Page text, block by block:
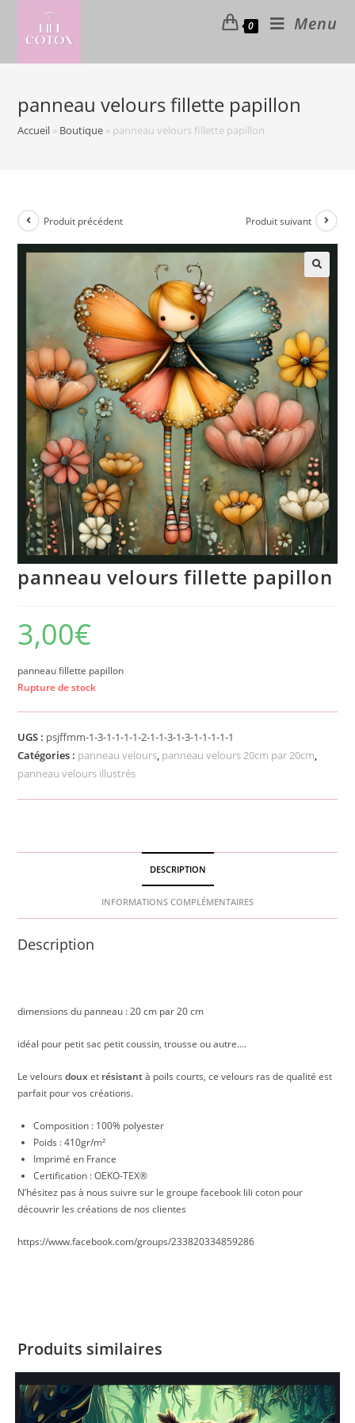
content
0 Menu
panneau velours fillette papillon
Accueil » Boutique » panneau velours fillette papillon
Produit précédent Produit suivant
panneau velours fillette papillon
3,00€
panneau fillette papillon
Rupture de stock
UGS : psjffmm-1-3-1-1-1-1-2-1-1-3-1-3-1-1-1-1-1
Catégories : panneau velours, panneau velours 20cm par 20cm,
panneau velours illustrés
DESCRIPTION
INFORMATIONS COMPLÉMENTAIRES
Description
dimensions du panneau : 20 cm par 20 cm
idéal pour petit sac petit coussin, trousse ou autre….
Le veloursdouxet résistantà poils courts, ce velours ras de qualité est
parfait pour vos créations.
Composition : 100% polyester
Poids : 410gr/m²
Imprimé en France
Certification : OEKO-TEX®
N’hésitez pas à nous suivre sur le groupe facebook lili coton pour
découvrir les créations de nos clientes
https://www.facebook.com/groups/233820334859286
Produits similaires